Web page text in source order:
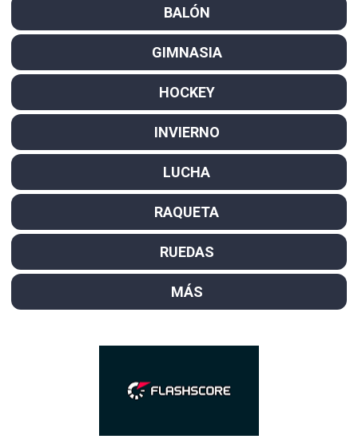
BALÓN
GIMNASIA
HOCKEY
INVIERNO
LUCHA
RAQUETA
RUEDAS
MÁS